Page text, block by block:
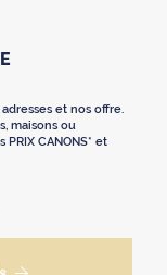
adresses et nos offre.
maisons ou
CANONS* et